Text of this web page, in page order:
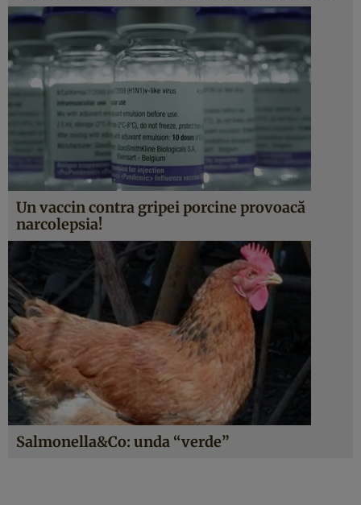
Un vaccin contra gripei porcine provoacă
narcolepsia!
Salmonella&Co: unda “verde”